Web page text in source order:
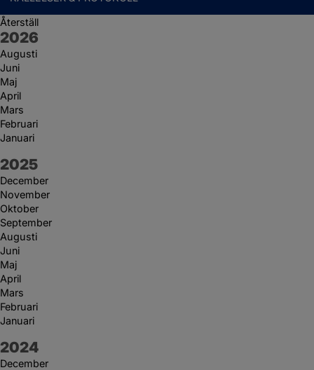
Återställ
År:
2026
Augusti
Juni
Maj
April
Mars
Februari
Januari
År:
2025
December
November
Oktober
September
Augusti
Juni
Maj
April
Mars
Februari
Januari
År:
2024
December